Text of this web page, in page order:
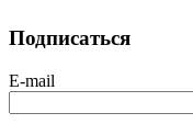
Подписаться
E-mail